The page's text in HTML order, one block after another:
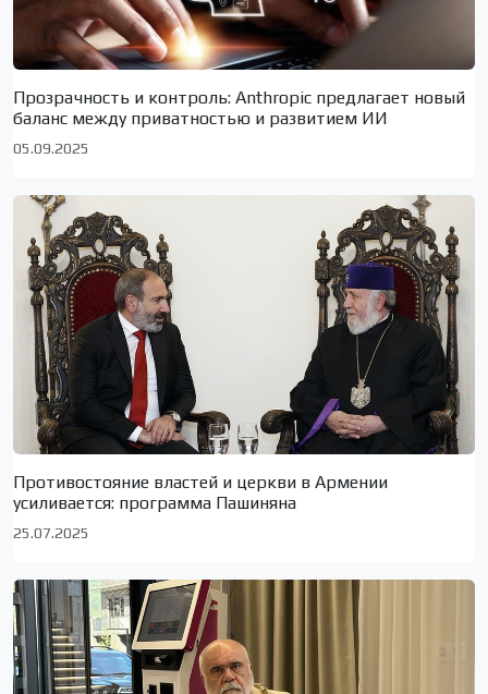
Прозрачность и контроль: Anthropic предлагает новый
баланс между приватностью и развитием ИИ
05.09.2025
Противостояние властей и церкви в Армении
усиливается: программа Пашиняна
25.07.2025